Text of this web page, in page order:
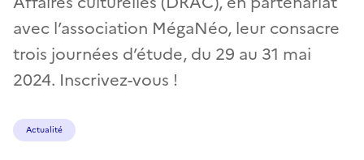
avec l’association MégaNéo, leur consacre
trois journées d’étude, du 29 au 31 mai
2024. Inscrivez-vous !
Actualité